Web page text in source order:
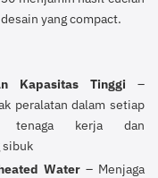
yang compact.
Kapasitas Tinggi–
peralatan dalam setiap
tenaga kerja dan
sibuk
Water – Menjaga